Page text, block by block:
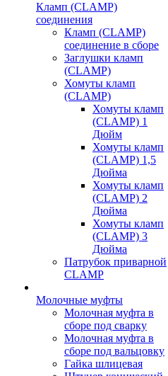
Кламп (CLAMP)
соединения
Кламп (CLAMP)
соединение в сборе
Заглушки кламп
(CLAMP)
Хомуты кламп
(CLAMP)
Хомуты кламп
(CLAMP) 1
Дюйм
Хомуты кламп
(CLAMP) 1,5
Дюйма
Хомуты кламп
(CLAMP) 2
Дюйма
Хомуты кламп
(CLAMP) 3
Дюйма
Патрубок приварной
CLAMP
Молочные муфты
Молочная муфта в
сборе под сварку
Молочная муфта в
сборе под вальцовку
Гайка шлицевая